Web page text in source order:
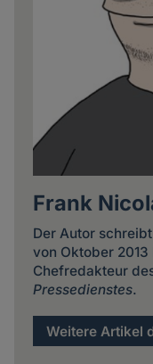
Frank
Der Autor
von Oktober
Chefredakteur
Pressedienstes.
Weitere Artikel